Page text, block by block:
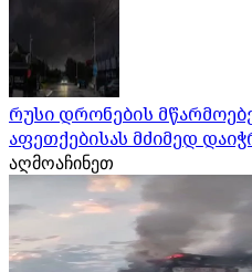
რუსი დრონების
აფეთქებისას მძიმედ
აღმოაჩინეთ